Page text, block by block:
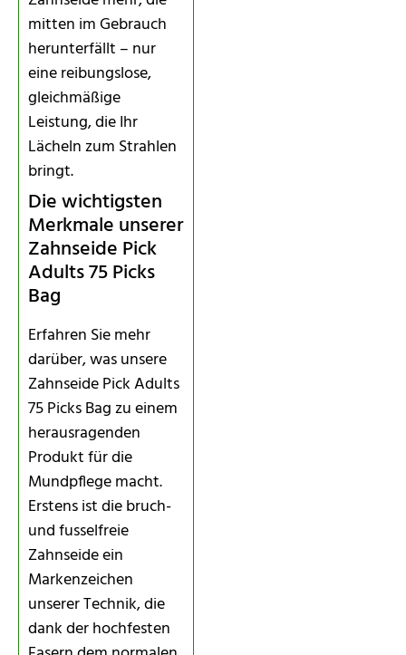
mitten im Gebrauch
herunterfällt – nur
eine reibungslose,
gleichmäßige
Leistung, die Ihr
Lächeln zum Strahlen
bringt.
Die wichtigsten
Merkmale unserer
Zahnseide Pick
Adults 75 Picks
Bag
Erfahren Sie mehr
darüber, was unsere
Zahnseide Pick Adults
75 Picks Bag zu einem
herausragenden
Produkt für die
Mundpflege macht.
Erstens ist die bruch-
und fusselfreie
Zahnseide ein
Markenzeichen
unserer Technik, die
dank der hochfesten